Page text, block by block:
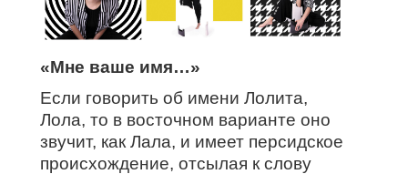
«Мне ваше имя…»
Если говорить об имени Лолита,
Лола, то в восточном варианте оно
звучит, как Лала, и имеет персидское
происхождение, отсылая к слову